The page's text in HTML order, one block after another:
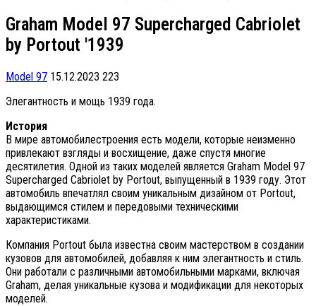
Graham Model 97 Supercharged Cabriolet
by Portout '1939
Model 97 15.12.2023 223
Элегантность и мощь 1939 года.
История
В мире автомобилестроения есть модели, которые неизменно
привлекают взгляды и восхищение, даже спустя многие
десятилетия. Одной из таких моделей является Graham Model 97
Supercharged Cabriolet by Portout, выпущенный в 1939 году. Этот
автомобиль впечатлял своим уникальным дизайном от Portout,
выдающимся стилем и передовыми техническими
характеристиками.
Компания Portout была известна своим мастерством в создании
кузовов для автомобилей, добавляя к ним элегантность и стиль.
Они работали с различными автомобильными марками, включая
Graham, делая уникальные кузова и модификации для некоторых
моделей.